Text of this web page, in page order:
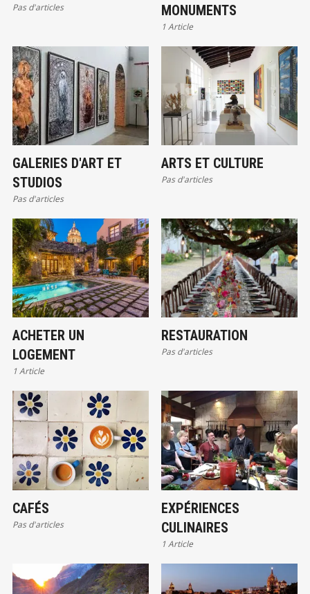
Pas d'articles
MONUMENTS
1 Article
GALERIES D'ART ET
STUDIOS
Pas d'articles
ARTS ET CULTURE
Pas d'articles
ACHETER UN
LOGEMENT
1 Article
RESTAURATION
Pas d'articles
CAFÉS
Pas d'articles
EXPÉRIENCES
CULINAIRES
1 Article